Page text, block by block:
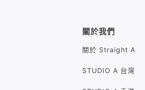
關於我們
關於 Straight A
STUDIO A 台灣